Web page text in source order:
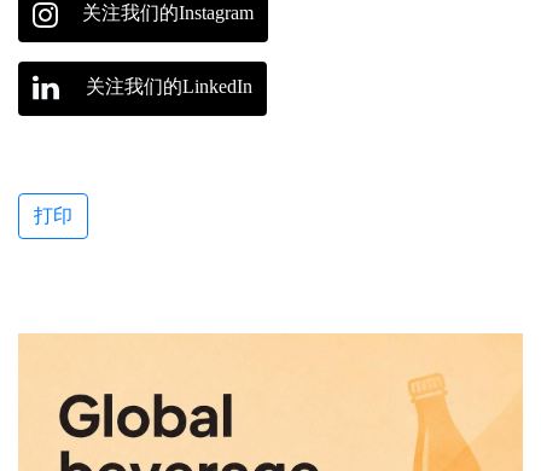
关注我们的Instagram
关注我们的LinkedIn
打印